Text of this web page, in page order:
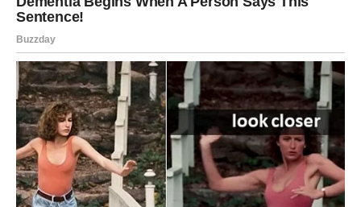
ističe se kao deo priče o njenom putovanju, ali prava pitanja se
publikom. Da li je njen dosadašnji rad postao žrtva
komercijalizacije, ili je ona zapravo pronašla novi način da se
izrazi kroz umetnost? Ove dileme otvaraju vrata za brojna
tumačenja njenog rada i doprinose kompleksnosti njenog
javnog imidža.
Poruka Obožavateljima